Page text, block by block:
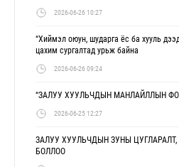
2026-06-26 10:27
“Хиймэл оюун, шударга ёс ба хууль
цахим сургалтад урьж байна
2026-06-26 09:24
“ЗАЛУУ ХУУЛЬЧДЫН МАНЛАЙЛЛЫН
2026-06-25 12:27
ЗАЛУУ ХУУЛЬЧДЫН ЗУНЫ
БОЛЛОО